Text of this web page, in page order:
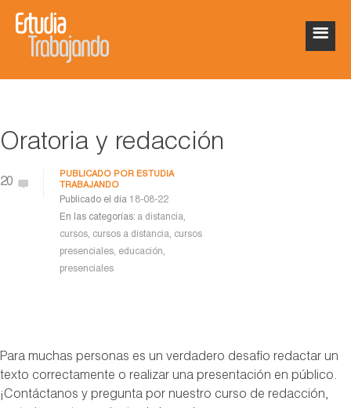
Oratoria y redacción
20
PUBLICADO POR ESTUDIA
TRABAJANDO
Publicado el día 18-08-22
En las categorías: a distancia,
cursos, cursos a distancia, cursos
presenciales, educación,
presenciales
Para muchas personas es un verdadero desafío redactar un
texto correctamente o realizar una presentación en público.
¡Contáctanos y pregunta por nuestro curso de redacción,